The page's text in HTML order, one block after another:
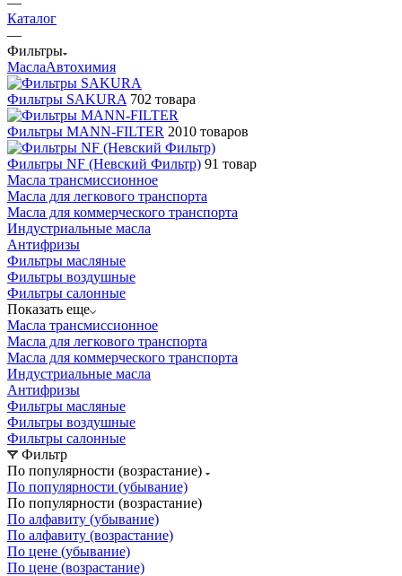
Каталог
—
Фильтры
МаслаАвтохимия
Фильтры SAKURA 702 товара
Фильтры MANN-FILTER 2010 товаров
Фильтры NF (Невский Фильтр) 91 товар
Масла трансмиссионное
Масла для легкового транспорта
Масла для коммерческого транспорта
Индустриальные масла
Антифризы
Фильтры масляные
Фильтры воздушные
Фильтры салонные
Показать еще
Масла трансмиссионное
Масла для легкового транспорта
Масла для коммерческого транспорта
Индустриальные масла
Антифризы
Фильтры масляные
Фильтры воздушные
Фильтры салонные
Фильтр
По популярности (возрастание)
По популярности (убывание)
По популярности (возрастание)
По алфавиту (убывание)
По алфавиту (возрастание)
По цене (убывание)
По цене (возрастание)